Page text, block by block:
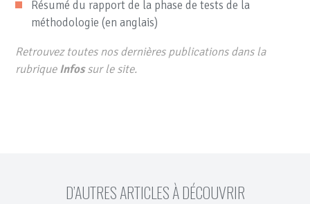
Résumé du rapport de la phase de tests de la
méthodologie (en anglais)
Retrouvez toutes nos dernières publications dans la
rubriqueInfossur le site.
D’AUTRES ARTICLES À DÉCOUVRIR